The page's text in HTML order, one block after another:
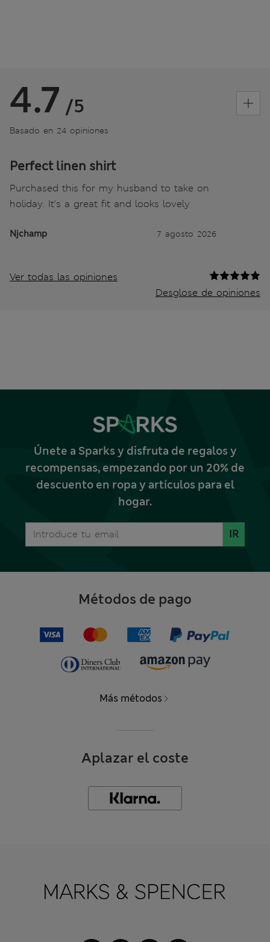
4.7 /5
Basado en 24 opiniones
Perfect linen shirt
Purchased this for my husband to take on
holiday. It's a great fit and looks lovely
Njchamp 7 agosto 2026
Ver todas las opiniones
Desglose de opiniones
Únete a Sparks y disfruta de regalos y
recompensas, empezando por un 20% de
descuento en ropa y artículos para el
hogar.
IR
Métodos de pago
Más métodos
Aplazar el coste